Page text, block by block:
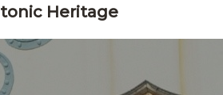
Heritage